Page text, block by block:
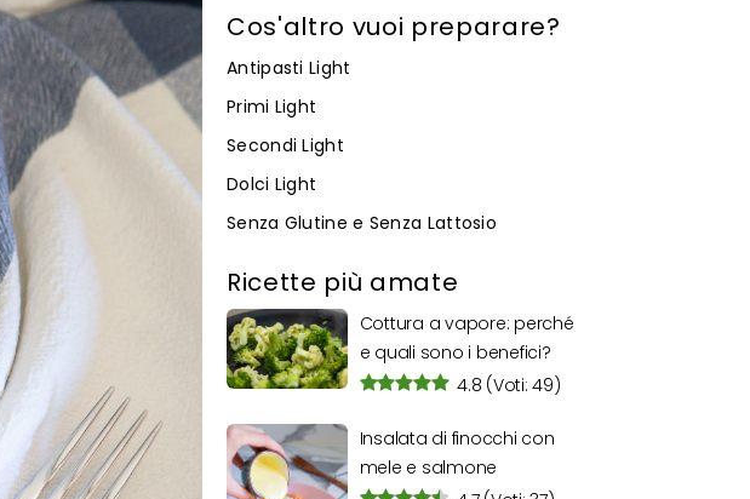
Cos'altro vuoi preparare?
Antipasti Light
Primi Light
Secondi Light
Dolci Light
Senza Glutine e Senza Lattosio
Ricette più amate
Cottura a vapore: perché
e quali sono i benefici?
4.8 (Voti: 49)
Insalata di finocchi con
mele e salmone